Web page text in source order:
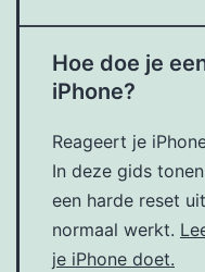
Hoe doe je
iPhone?
Reageert je
In deze gids
een harde reset
normaal werkt.
je iPhone doet.